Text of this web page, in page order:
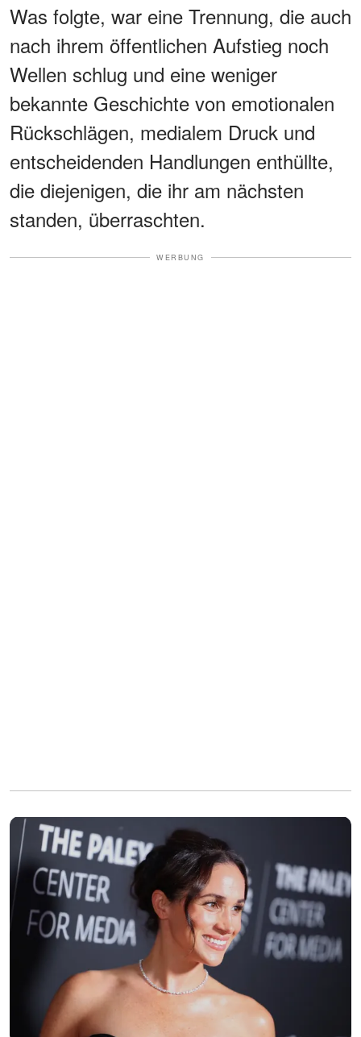
Was folgte, war eine Trennung, die auch
nach ihrem öffentlichen Aufstieg noch
Wellen schlug und eine weniger
bekannte Geschichte von emotionalen
Rückschlägen, medialem Druck und
entscheidenden Handlungen enthüllte,
die diejenigen, die ihr am nächsten
standen, überraschten.
WERBUNG